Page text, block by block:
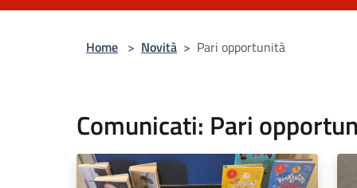
Home > Novità > Pari opportunità
Comunicati: Pari